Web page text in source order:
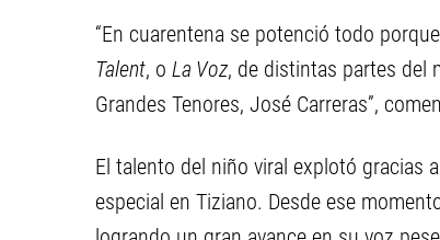
“En cuarentena se potenció todo
Talent, o La Voz, de distintas partes del
Grandes Tenores, José Carreras”,
El talento del niño viral explotó gracias
especial en Tiziano. Desde ese